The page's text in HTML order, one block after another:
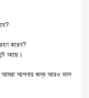
করেন?
আছে।
আমরা আপনার জন্য আরও ভাল